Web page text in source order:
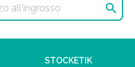

STOCKETIK